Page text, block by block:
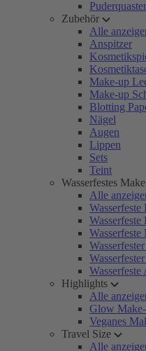
Zubehör
Alle
Anspitzer
Make-up
Make-up
Blotting
Nägel
Augen
Lippen
Sets
Teint
Wasserfestes
Alle
Wasserfeste
Wasserfeste
Wasserfeste
Highlights
Alle
Glow
Veganes
Travel Size
Alle